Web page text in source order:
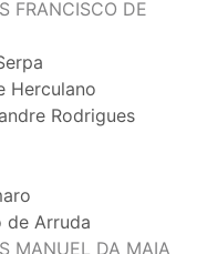
FRANCISCO DE
Herculano
Rodrigues
de Arruda
MANUEL DA MAIA